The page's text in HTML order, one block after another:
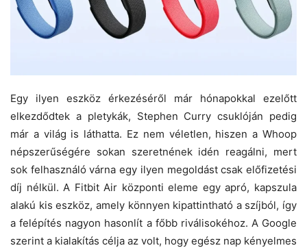
Egy ilyen eszköz érkezéséről már hónapokkal ezelőtt
elkezdődtek a pletykák, Stephen Curry csuklóján pedig
már a világ is láthatta. Ez nem véletlen, hiszen a Whoop
népszerűségére sokan szeretnének idén reagálni, mert
sok felhasználó várna egy ilyen megoldást csak előfizetési
díj nélkül. A Fitbit Air központi eleme egy apró, kapszula
alakú kis eszköz, amely könnyen kipattintható a szíjból, így
a felépítés nagyon hasonlít a főbb riválisokéhoz. A Google
szerint a kialakítás célja az volt, hogy egész nap kényelmes